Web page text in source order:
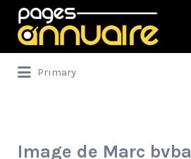
Rechercher:
Primary
Image de Marc bvba